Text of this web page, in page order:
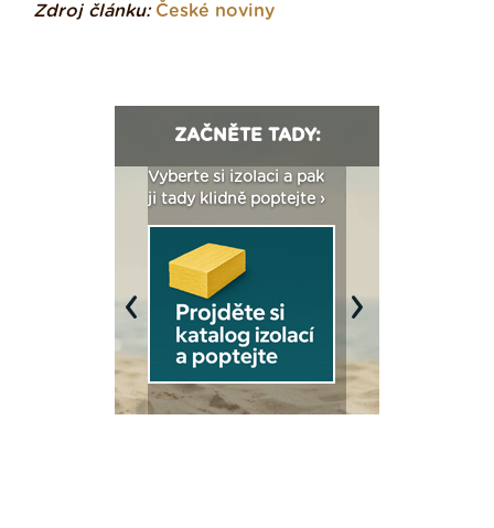
Zdroj článku: České noviny
ZAČNĚTE TADY:
Vyberte si izolaci a pak
ji tady klidně poptejte ›
Previous Next